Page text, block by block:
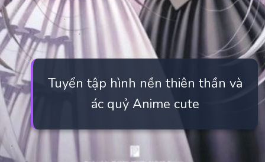
Tuyển tập hình nền thiên thần và
ác quỷ Anime cute